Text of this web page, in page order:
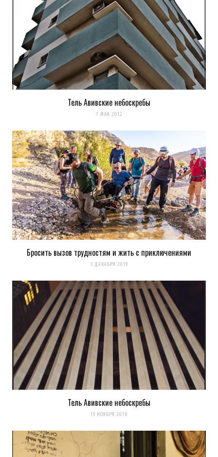
Тель Авивские небоскребы
7 МАЯ 2012
Бросить вызов трудностям и жить с приключениями
3 ДЕКАБРЯ 2019
Тель Авивские небоскребы
15 НОЯБРЯ 2010